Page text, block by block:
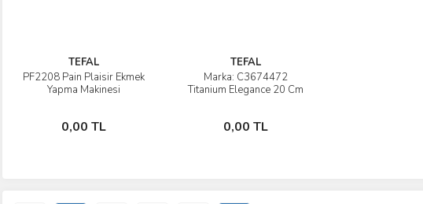
TEFAL
PF2208 Pain Plaisir Ekmek
Yapma Makinesi
0,00 TL
İncele
Stokta Yok
TEFAL
Marka: C3674472
Titanium Elegance 20 Cm
9100
0,00 TL
İncele
Stokta Yok